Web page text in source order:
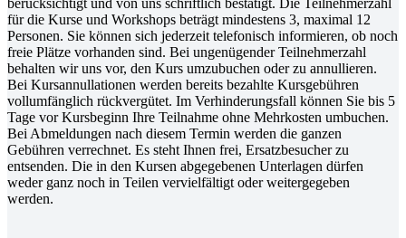
für die Kurse und Workshops beträgt mindestens 3, maximal 12
Personen. Sie können sich jederzeit telefonisch informieren, ob noch
freie Plätze vorhanden sind. Bei ungenügender Teilnehmerzahl
behalten wir uns vor, den Kurs umzubuchen oder zu annullieren.
Bei Kursannullationen werden bereits bezahlte Kursgebühren
vollumfänglich rückvergütet. Im Verhinderungsfall können Sie bis 5
Tage vor Kursbeginn Ihre Teilnahme ohne Mehrkosten umbuchen.
Bei Abmeldungen nach diesem Termin werden die ganzen
Gebühren verrechnet. Es steht Ihnen frei, Ersatzbesucher zu
entsenden. Die in den Kursen abgegebenen Unterlagen dürfen
weder ganz noch in Teilen vervielfältigt oder weitergegeben
werden.